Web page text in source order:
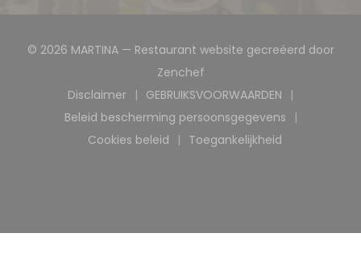
© 2026 MARTINA — Restaurant website gecreëerd door
Zenchef((opent in een nieuw
Disclaimer
((opent in een nieuw venster))
GEBRUIKSVOORWAARDEN
((opent in een nieuw
Beleid bescherming persoonsgegevens
((opent in een nieuw venster))
Cookies beleid
((opent in een nieuw venster))
Toegankelijkheid
((opent in een nieuw